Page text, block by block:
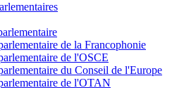
de la Francophonie
de l'OSCE
du Conseil de l'Europe
de l'OTAN